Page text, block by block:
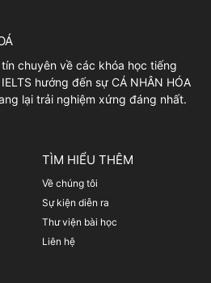
chuyên về các khóa học tiếng
hướng đến sự CÁ NHÂN HÓA
lại trải nghiệm xứng đáng nhất.
TÌM HIỂU THÊM
Về chúng tôi
Sự kiện diễn ra
Thư viện bài học
Liên hệ